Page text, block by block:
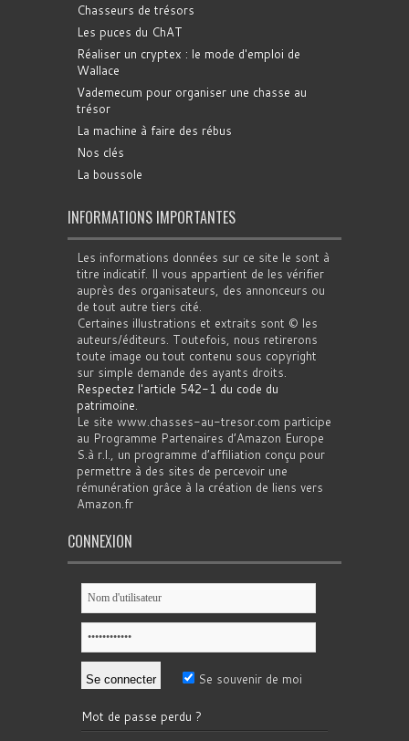
Chasseurs de trésors
Les puces du ChAT
Réaliser un cryptex : le mode d'emploi de
Wallace
Vademecum pour organiser une chasse au
trésor
La machine à faire des rébus
Nos clés
La boussole
INFORMATIONS IMPORTANTES
Les informations données sur ce site le sont à
titre indicatif. Il vous appartient de les vérifier
auprès des organisateurs, des annonceurs ou
de tout autre tiers cité.
Certaines illustrations et extraits sont © les
auteurs/éditeurs. Toutefois, nous retirerons
toute image ou tout contenu sous copyright
sur simple demande des ayants droits.
Respectez l'article 542-1 du code du
patrimoine.
Le site www.chasses-au-tresor.com participe
au Programme Partenaires d’Amazon Europe
S.à r.l., un programme d’affiliation conçu pour
permettre à des sites de percevoir une
rémunération grâce à la création de liens vers
Amazon.fr
CONNEXION
Se souvenir de moi
Mot de passe perdu ?